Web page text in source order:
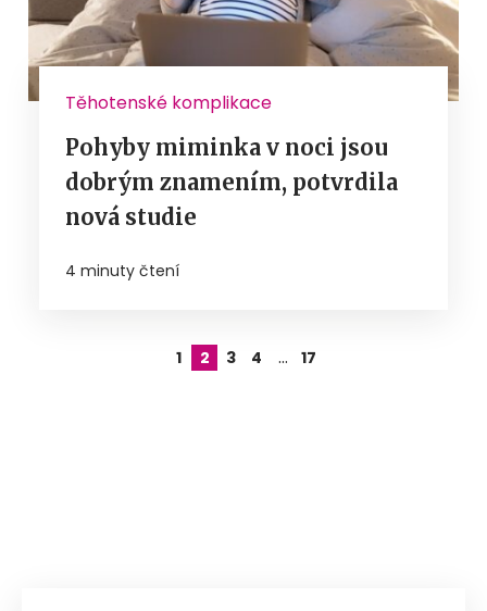
Těhotenské komplikace
Pohyby miminka v noci jsou
dobrým znamením, potvrdila
nová studie
4 minuty čtení
1 2 3 4 … 17